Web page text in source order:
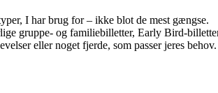
I har brug for – ikke blot de mest gængse.
gruppe- og familiebilletter, Early Bird-
eller noget fjerde, som passer jeres behov.